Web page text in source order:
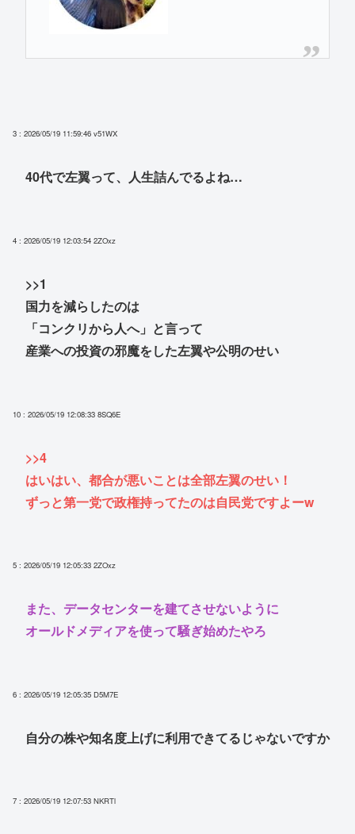
3 : 2026/05/19 11:59:46 v51WX
40代で左翼って、人生詰んでるよね…
4 : 2026/05/19 12:03:54 2ZOxz
>>1
国力を減らしたのは
「コンクリから人へ」と言って
産業への投資の邪魔をした左翼や公明のせい
10 : 2026/05/19 12:08:33 8SQ6E
>>4
はいはい、都合が悪いことは全部左翼のせい！
ずっと第一党で政権持ってたのは自民党ですよーw
5 : 2026/05/19 12:05:33 2ZOxz
また、データセンターを建てさせないように
オールドメディアを使って騒ぎ始めたやろ
6 : 2026/05/19 12:05:35 D5M7E
自分の株や知名度上げに利用できてるじゃないですか
7 : 2026/05/19 12:07:53 NKRTl